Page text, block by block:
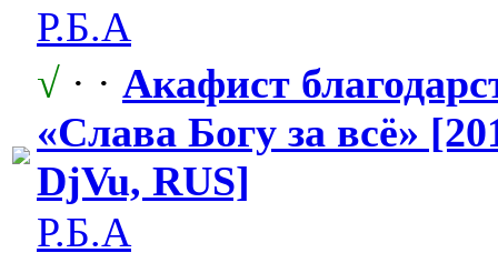
Р.Б.А
√ · · Акафист
«Слава Богу за всё»
DjVu, RUS]
Р.Б.А